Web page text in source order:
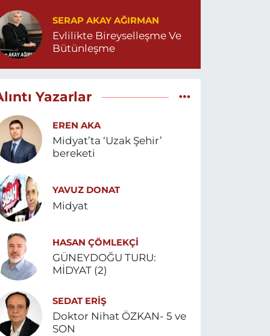
SERAP AKAY AĞIRMAN
Evlilikte Bireyselleşme Ve
Bütünleşme
Yazarlar
EREN AKA
Midyat’ta ‘Uzak Şehir’
bereketi
YAVUZ DONAT
Midyat
HASAN ÇÖMLEKÇİ
GÜNEYDOĞU TURU:
MİDYAT (2)
SEDAT ERİŞ
Doktor Nihat ÖZKAN- 5 ve
SON